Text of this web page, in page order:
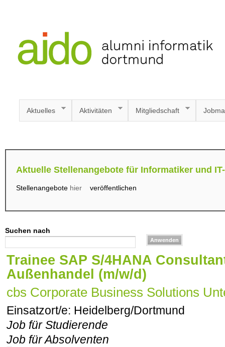
Aktuelles Aktivitäten Mitgliedschaft
Aktuelle Stellenangebote für Informatiker und
Stellenangebote hier veröffentlichen
Suchen nach
Trainee SAP S/4HANA
Außenhandel (m/w/d)
cbs Corporate Business Solutions
Einsatzort/e: Heidelberg/Dortmund
Job für Studierende
Job für Absolventen